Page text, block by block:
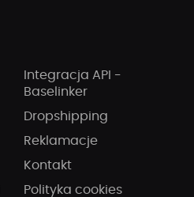
Integracja API -
Baselinker
Dropshipping
Reklamacje
Kontakt
Polityka cookies